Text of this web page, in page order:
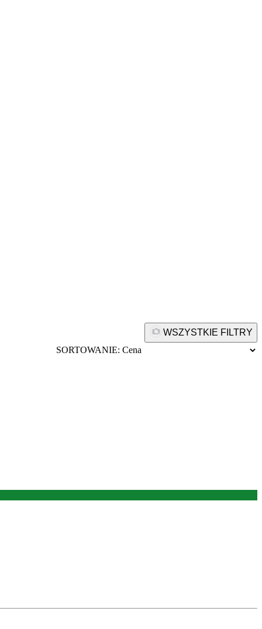
WSZYSTKIE FILTRY
SORTOWANIE: